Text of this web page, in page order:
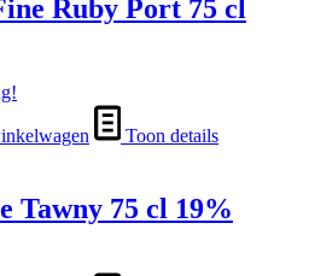
Ruby Port 75 cl
Toon details
Tawny 75 cl 19%